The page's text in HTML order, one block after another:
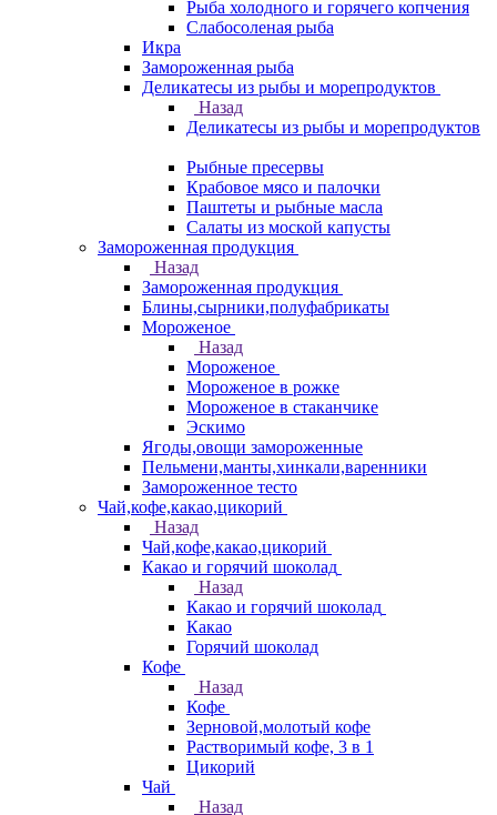
Рыба холодного и горячего копчения
Слабосоленая рыба
Икра
Замороженная рыба
Деликатесы из рыбы и морепродуктов
Назад
Деликатесы из рыбы и морепродуктов
Рыбные пресервы
Крабовое мясо и палочки
Паштеты и рыбные масла
Салаты из моской капусты
Замороженная продукция
Назад
Замороженная продукция
Блины,сырники,полуфабрикаты
Мороженое
Назад
Мороженое
Мороженое в рожке
Мороженое в стаканчике
Эскимо
Ягоды,овощи замороженные
Пельмени,манты,хинкали,варенники
Замороженное тесто
Чай,кофе,какао,цикорий
Назад
Чай,кофе,какао,цикорий
Какао и горячий шоколад
Назад
Какао и горячий шоколад
Какао
Горячий шоколад
Кофе
Назад
Кофе
Зерновой,молотый кофе
Растворимый кофе, 3 в 1
Цикорий
Чай
Назад